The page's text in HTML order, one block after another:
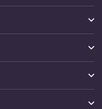
og bekvem
behov. Køb nu, og
god hammer!